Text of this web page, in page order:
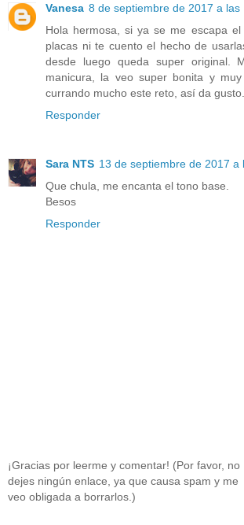
Vanesa 8 de septiembre de 2017 a las
Hola hermosa, si ya se me escapa
placas ni te cuento el hecho de
desde luego queda super original.
manicura, la veo super bonita y
currando mucho este reto, así da
Responder
Sara NTS 13 de septiembre de 2017 a
Que chula, me encanta el tono base.
Besos
Responder
¡Gracias por leerme y comentar! (Por favor, no
dejes ningún enlace, ya que causa spam y me
veo obligada a borrarlos.)